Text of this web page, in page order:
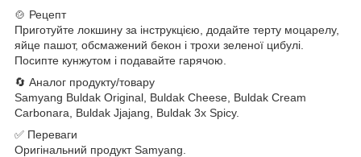
🍲 Рецепт
Приготуйте локшину за інструкцією, додайте терту моцарелу,
яйце пашот, обсмажений бекон і трохи зеленої цибулі.
Посипте кунжутом і подавайте гарячою.
🔄 Аналог продукту/товару
Samyang Buldak Original, Buldak Cheese, Buldak Cream
Carbonara, Buldak Jjajang, Buldak 3x Spicy.
✅ Переваги
Оригінальний продукт Samyang.